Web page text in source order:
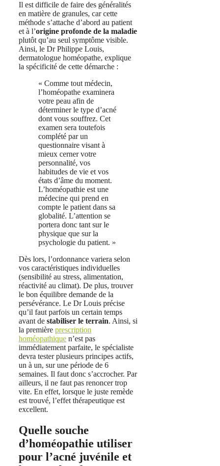
Il est difficile de faire des généralités
en matière de granules, car cette
méthode s’attache d’abord au patient
et à l’origine profonde de la maladie
plutôt qu’au seul symptôme visible.
Ainsi, le Dr Philippe Louis,
dermatologue homéopathe, explique
la spécificité de cette démarche :
« Comme tout médecin,
l’homéopathe examinera
votre peau afin de
déterminer le type d’acné
dont vous souffrez. Cet
examen sera toutefois
complété par un
questionnaire visant à
mieux cerner votre
personnalité, vos
habitudes de vie et vos
états d’âme du moment.
L’homéopathie est une
médecine qui prend en
compte le patient dans sa
globalité. L’attention se
portera donc tant sur le
physique que sur la
psychologie du patient. »
Dès lors, l’ordonnance variera selon
vos caractéristiques individuelles
(sensibilité au stress, alimentation,
réactivité au climat). De plus, trouver
le bon équilibre demande de la
persévérance. Le Dr Louis précise
qu’il faut parfois un certain temps
avant de stabiliser le terrain. Ainsi, si
la première prescription
homéopathique n’est pas
immédiatement parfaite, le spécialiste
devra tester plusieurs principes actifs,
un à un, sur une période de 6
semaines. Il faut donc s’accrocher. Par
ailleurs, il ne faut pas renoncer trop
vite. En effet, lorsque le juste remède
est trouvé, l’effet thérapeutique est
excellent.
Quelle souche
d’homéopathie utiliser
pour l’acné juvénile et